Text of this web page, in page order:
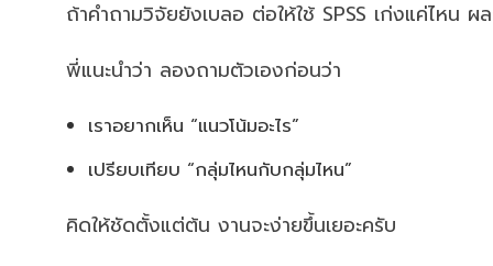
ถ้าคำถามวิจัยยังเบลอ ต่อให้ใช้ SPSS เก่งแค่ไหน ผ
พี่แนะนำว่า ลองถามตัวเองก่อนว่า
เราอยากเห็น “แนวโน้มอะไร”
เปรียบเทียบ “กลุ่มไหนกับกลุ่มไหน”
คิดให้ชัดตั้งแต่ต้น งานจะง่ายขึ้นเยอะครับ